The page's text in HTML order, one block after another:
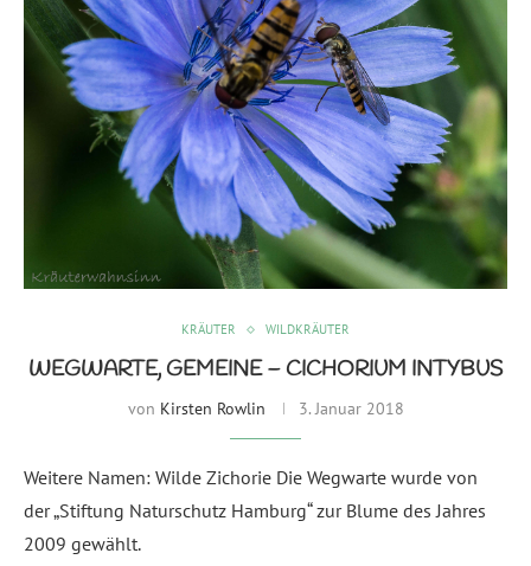
KRÄUTER WILDKRÄUTER
WEGWARTE, GEMEINE – CICHORIUM INTYBUS
von Kirsten Rowlin 3. Januar 2018
Weitere Namen: Wilde Zichorie Die Wegwarte wurde von
der „Stiftung Naturschutz Hamburg“ zur Blume des Jahres
2009 gewählt.